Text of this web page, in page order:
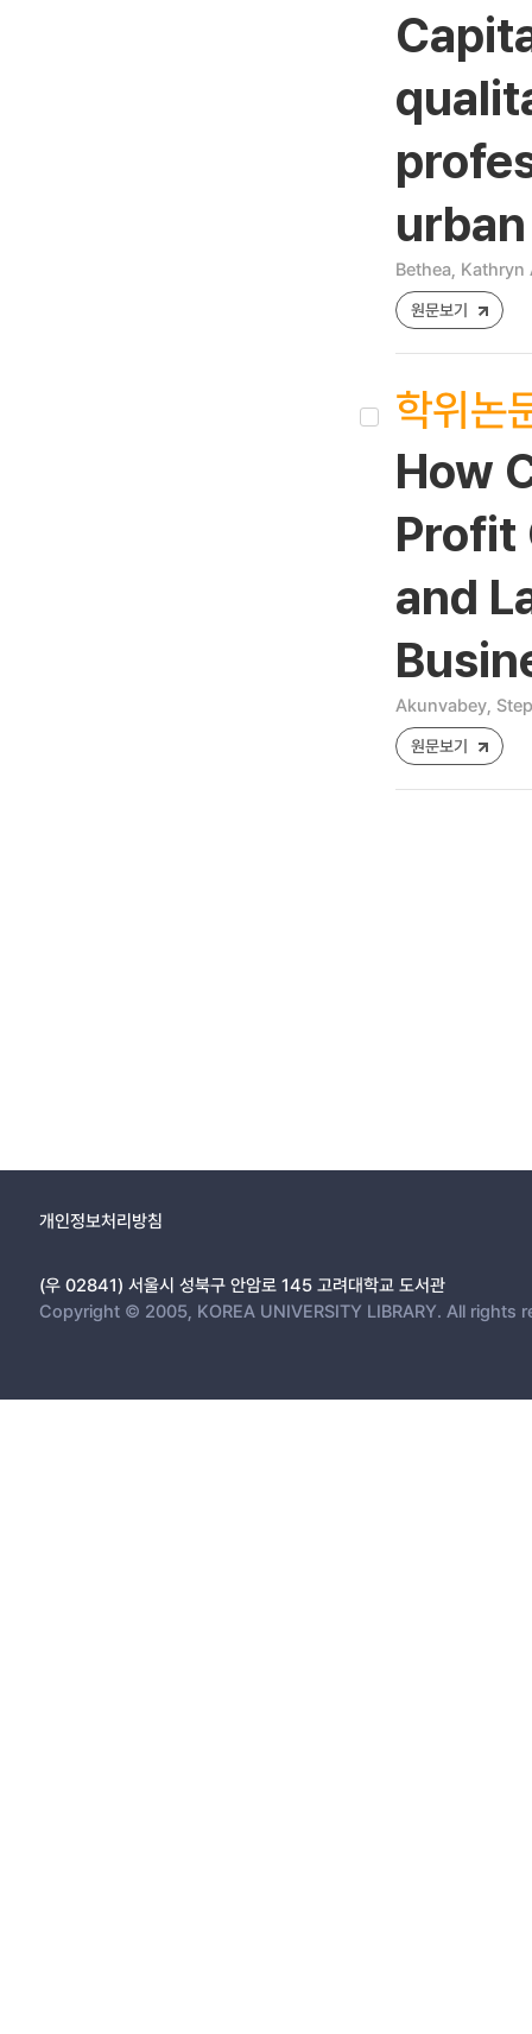
Bethea, Kathryn
원문보기
학위논
How
Profit
and
Akunvabey,
원문보기
개인정보처리방침
(우 02841) 서울시 성북구 안암로 145 고려대학교 도서관
Copyright © 2005, KOREA UNIVERSITY LIBRARY. All rights